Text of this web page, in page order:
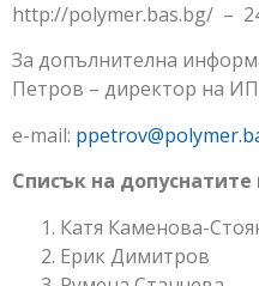
http://polymer.bas.bg/ –
За допълнителна
Петров – директор на
e-mail:
Списък на
Катя Каменова-
Ерик Димитров